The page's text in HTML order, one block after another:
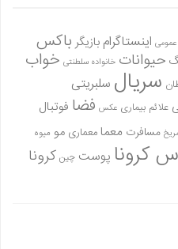
عمومی اینستاگرام بازیگر باکس
حیوانات خانواده سلطنتی خواب
سریال سلبریتی
علائم بیماری عکس فضا فوتبال
مسافرت معمامعماری مو میوه
کرونا پوست چین کرونا